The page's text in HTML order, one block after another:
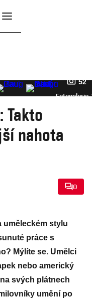
52
Fotogalerie
Takto
nahota
0
uměleckém stylu
práce s
Mýlíte se. Umělci
nebo americký
svých plátnech
umění po